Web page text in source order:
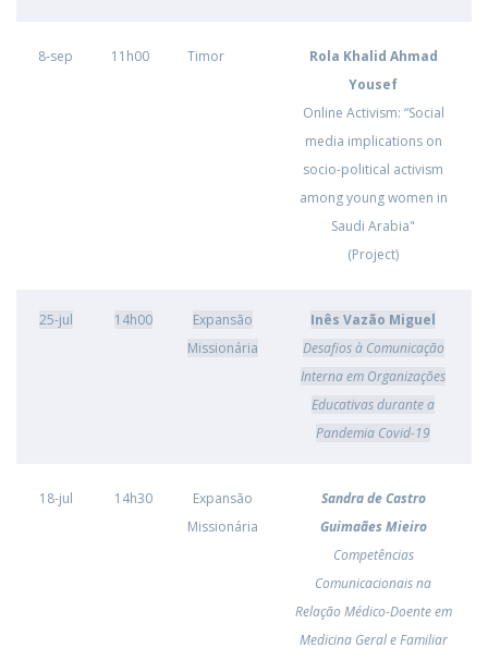
8-sep 11h00 Timor
Rola Khalid Ahmad
Yousef
Online Activism: “Social
media implications on
socio-political activism
among young women in
Saudi Arabia"
(Project)
25-jul 14h00
Expansão
Missionária
Inês Vazão Miguel
Desafios à Comunicação
Interna em Organizações
Educativas durante a
Pandemia Covid-19
18-jul 14h30
Expansão
Missionária
Sandra de Castro
Guimaães Mieiro
Competências
Comunicacionais na
Relação Médico-Doente em
Medicina Geral e Familiar